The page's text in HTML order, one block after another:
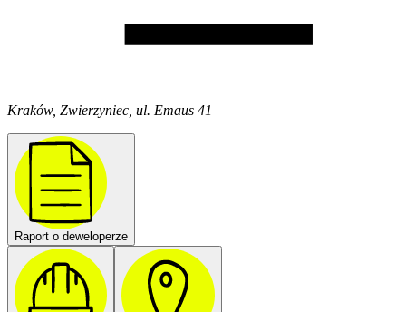
Kraków, Zwierzyniec, ul. Emaus 41
Raport o deweloperze